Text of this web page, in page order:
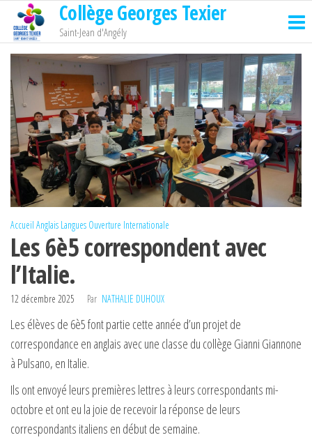
Passer
contenu
Collège Georges Texier
Saint-Jean d'Angély
Accueil Anglais Langues Ouverture Internationale
Les 6è5 correspondent avec
l’Italie.
12 décembre 2025 Par NATHALIE DUHOUX
Les élèves de 6è5 font partie cette année d’un projet de
correspondance en anglais avec une classe du collège Gianni Giannone
à Pulsano, en Italie.
Ils ont envoyé leurs premières lettres à leurs correspondants mi-
octobre et ont eu la joie de recevoir la réponse de leurs
correspondants italiens en début de semaine.